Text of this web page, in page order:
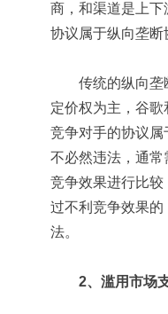
商，和渠道是上
协议属于纵向垄断
传统的纵向垄
定价权为主，谷
竞争对手的协议
不必然违法，通常
竞争效果进行比较
过不利竞争效果
法。
2、滥用市场